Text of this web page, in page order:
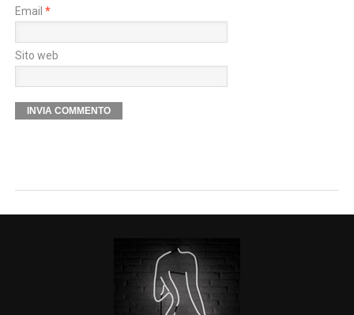
Email *
Sito web